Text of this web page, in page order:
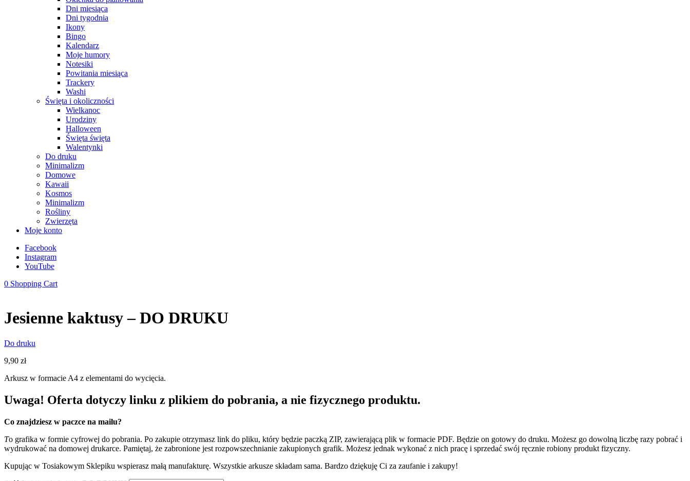
Dni miesiąca
Dni tygodnia
Ikony
Bingo
Kalendarz
Moje humory
Notesiki
Powitania miesiąca
Trackery
Washi
Święta i okoliczności
Wielkanoc
Urodziny
Halloween
Święta święta
Walentynki
Do druku
Minimalizm
Domowe
Kawaii
Kosmos
Minimalizm
Rośliny
Zwierzęta
Moje konto
Facebook
Instagram
YouTube
0 Shopping Cart
Jesienne kaktusy – DO DRUKU
Do druku
9,90 zł
Arkusz w formacie A4 z elementami do wycięcia.
Uwaga! Oferta dotyczy linku z plikiem do pobrania, a nie fizycznego produktu.
Co znajdziesz w paczce na mailu?
To grafika w formie cyfrowej do pobrania. Po zakupie otrzymasz link do pliku, który będzie paczką ZIP, zawierającą plik w formacie PDF. Będzie on gotowy do druku. Możesz go dowolną liczbę razy pobrać i
wydrukować na domowej drukarce. Pamiętaj, że zabronione jest rozpowszechnianie zakupionych grafik. Możesz jednak wykonać z nich pracę i sprzedać swój ręcznie robiony produkt fizyczny.
Kupując w Tosiakowym Sklepiku wspierasz małą manufakturę. Wszystkie arkusze składam sama. Bardzo dziękuję Ci za zaufanie i zakupy!